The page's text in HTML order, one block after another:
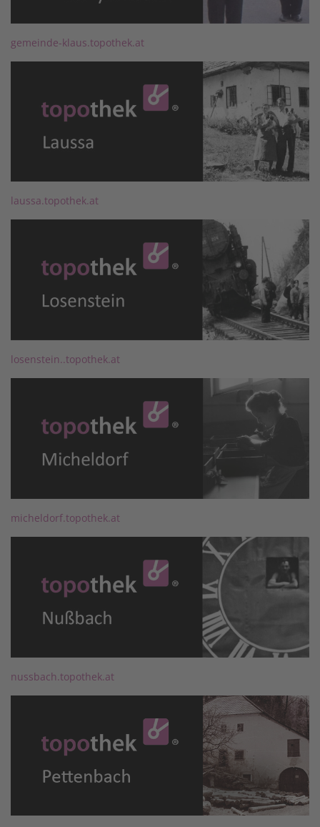
gemeinde-klaus.topothek.at
laussa.topothek.at
losenstein..topothek.at
micheldorf.topothek.at
nussbach.topothek.at